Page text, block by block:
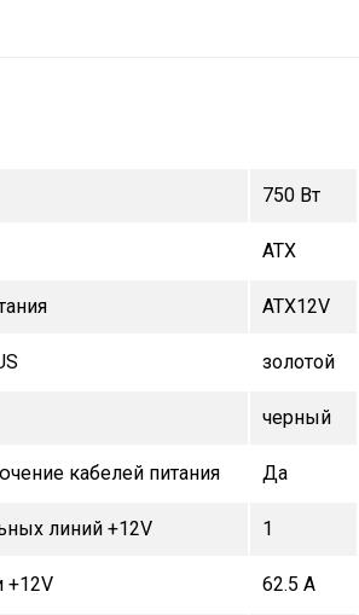
750 Вт
ATX
ATX12V
золотой
черный
кабелей питания Да
линий +12V 1
+12V 62.5 А